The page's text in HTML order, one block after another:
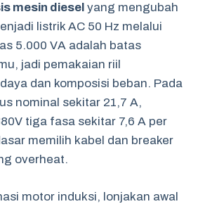
mesin diesel yang mengubah
listrik AC 50 Hz melalui
5.000 VA adalah batas
jadi pemakaian riil
dan komposisi beban. Pada
nominal sekitar 21,7 A,
tiga fasa sekitar 7,6 A per
memilih kabel dan breaker
overheat.
motor induksi, lonjakan awal